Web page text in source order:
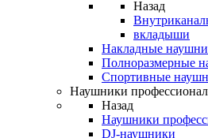
Назад
вкладыши
Накладные
Полноразмерные
Спортивные
Наушники
Назад
Наушники
DJ-наушники